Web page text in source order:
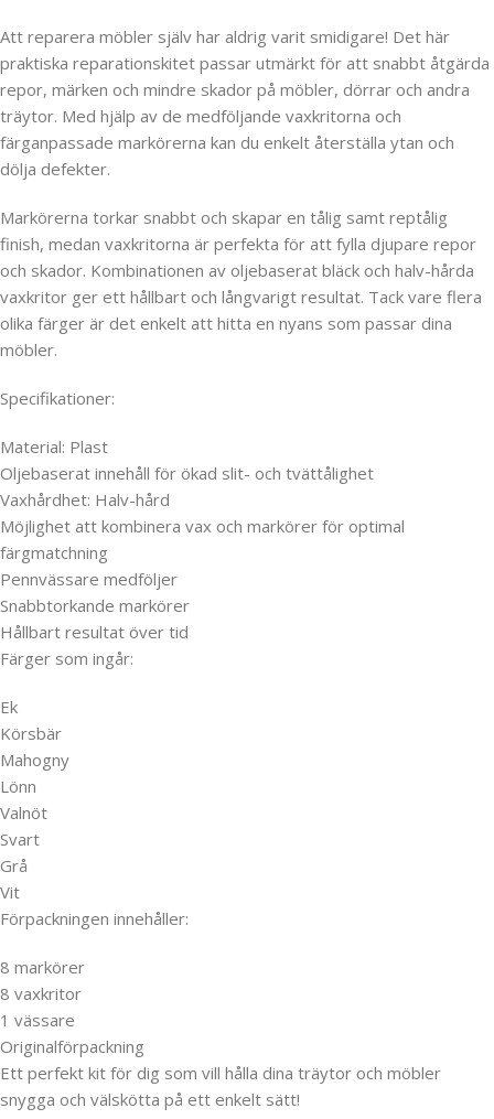
Att reparera möbler själv har aldrig varit smidigare! Det här
praktiska reparationskitet passar utmärkt för att snabbt åtgärda
repor, märken och mindre skador på möbler, dörrar och andra
träytor. Med hjälp av de medföljande vaxkritorna och
färganpassade markörerna kan du enkelt återställa ytan och
dölja defekter.
Markörerna torkar snabbt och skapar en tålig samt reptålig
finish, medan vaxkritorna är perfekta för att fylla djupare repor
och skador. Kombinationen av oljebaserat bläck och halv-hårda
vaxkritor ger ett hållbart och långvarigt resultat. Tack vare flera
olika färger är det enkelt att hitta en nyans som passar dina
möbler.
Specifikationer:
Material: Plast
Oljebaserat innehåll för ökad slit- och tvättålighet
Vaxhårdhet: Halv-hård
Möjlighet att kombinera vax och markörer för optimal
färgmatchning
Pennvässare medföljer
Snabbtorkande markörer
Hållbart resultat över tid
Färger som ingår:
Ek
Körsbär
Mahogny
Lönn
Valnöt
Svart
Grå
Vit
Förpackningen innehåller:
8 markörer
8 vaxkritor
1 vässare
Originalförpackning
Ett perfekt kit för dig som vill hålla dina träytor och möbler
snygga och välskötta på ett enkelt sätt!